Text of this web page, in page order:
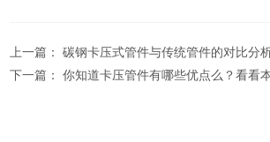
上一篇：碳钢卡压式管件与传统管件的对比分
下一篇：你知道卡压管件有哪些优点么？看看